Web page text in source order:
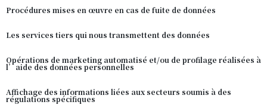
Procédures mises en œuvre en cas de fuite de données
Les services tiers qui nous transmettent des données
Opérations de marketing automatisé et/ou de profilage réalisées à
l’aide des données personnelles
Affichage des informations liées aux secteurs soumis à des
régulations spécifiques